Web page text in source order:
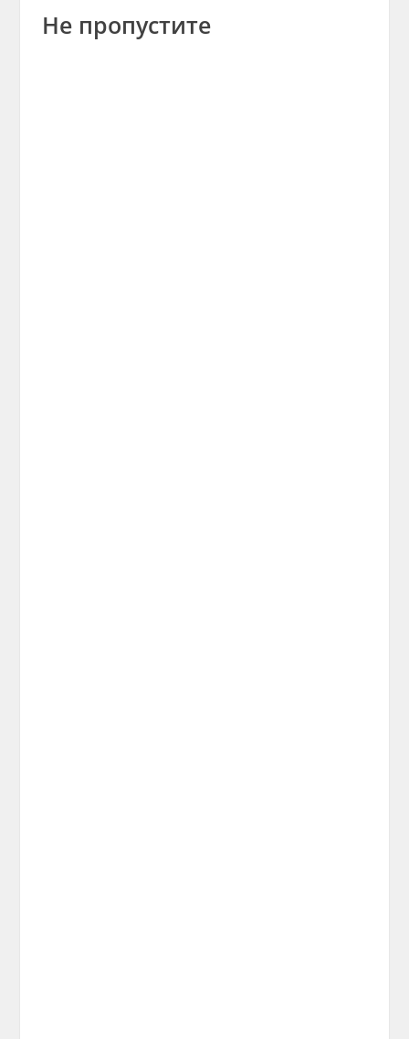
Не пропустите